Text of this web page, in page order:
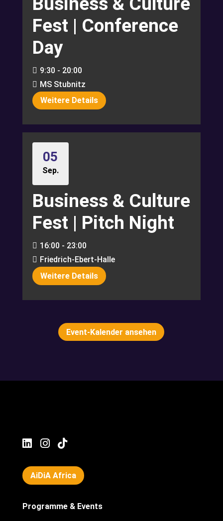
Fest | Conference
Day
9:30 - 20:00
MS Stubnitz
Weitere Details
05
Sep.
Business & Culture
Fest | Pitch Night
16:00 - 23:00
Friedrich-Ebert-Halle
Weitere Details
Event-Kalender ansehen
  
AiDiA Africa
Programme & Events